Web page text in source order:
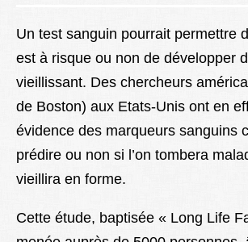
Un test sanguin pourrait permettre
est à risque ou non de développer
vieillissant. Des chercheurs
de Boston) aux Etats-Unis ont en
évidence des marqueurs sanguins
prédire ou non si l’on tombera
vieillira en forme.
Cette étude, baptisée « Long Life